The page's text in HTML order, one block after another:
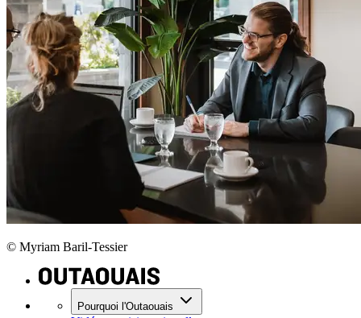
© Myriam Baril-Tessier
Pourquoi l'Outaouais